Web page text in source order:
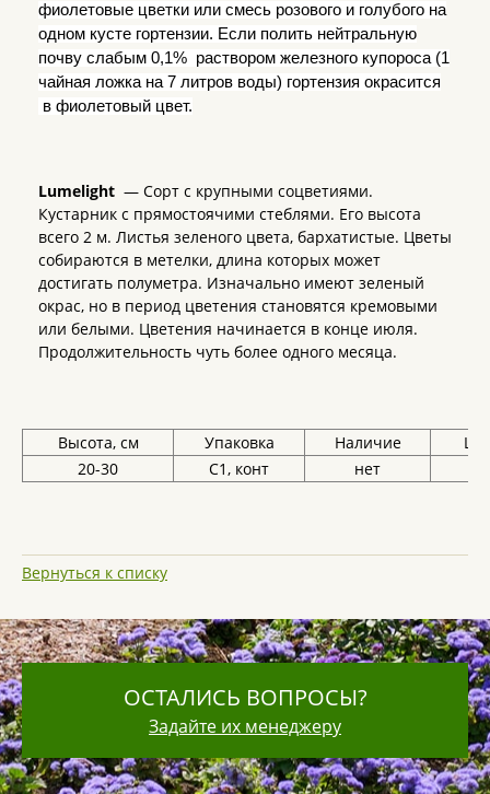
фиолетовые цветки или смесь розового и голубого на
одном кусте гортензии. Если полить нейтральную
почву слабым 0,1% раствором железного купороса (1
чайная ложка на 7 литров воды) гортензия окрасится
в фиолетовый цвет.
Lumelight — Сорт с крупными соцветиями.
Кустарник с прямостоячими стеблями. Его высота
всего 2 м. Листья зеленого цвета, бархатистые. Цветы
собираются в метелки, длина которых может
достигать полуметра. Изначально имеют зеленый
окрас, но в период цветения становятся кремовыми
или белыми. Цветения начинается в конце июля.
Продолжительность чуть более одного месяца.
Высота, см Упаковка Наличие
20-30
С1, конт нет
Вернуться к списку
ОСТАЛИСЬ ВОПРОСЫ?
Задайте их менеджеру